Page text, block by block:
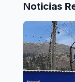
Noticias